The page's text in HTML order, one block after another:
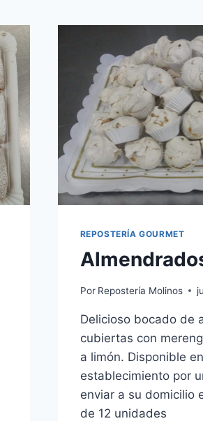
REPOSTERÍA GOURMET
Por Repostería Molinos
Delicioso bocado de
cubiertas con
a limón. Disponible
establecimiento por
enviar a su domicilio
de 12 unidades